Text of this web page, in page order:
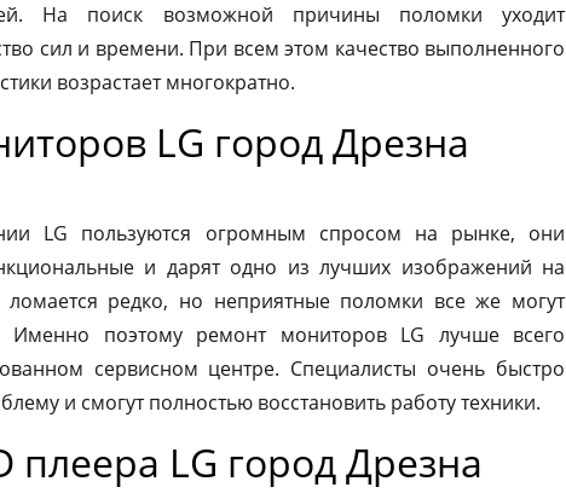
На поиск возможной причины поломки уходит
сил и времени. При всем этом качество выполненного
возрастает многократно.
LG город Дрезна
LG пользуются огромным спросом на рынке, они
и дарят одно из лучших изображений на
ломается редко, но неприятные поломки все же могут
Именно поэтому ремонт мониторов LG лучше всего
сервисном центре. Специалисты очень быстро
и смогут полностью восстановить работу техники.
плеера LG город Дрезна